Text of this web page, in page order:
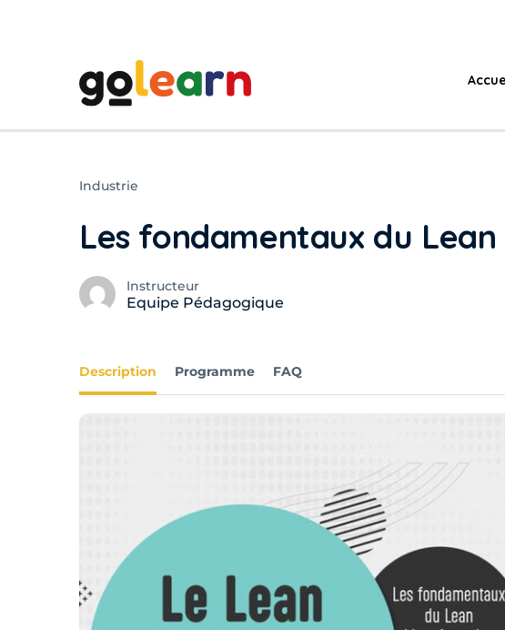
Industrie
Les fondamentaux du
Instructeur
Equipe Pédagogique
Description Programme FAQ